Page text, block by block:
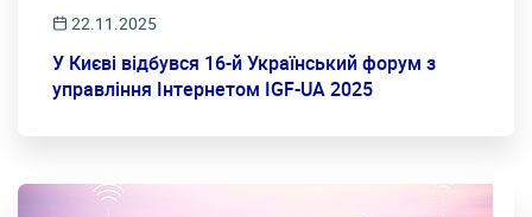
22.11.2025
У Києві відбувся 16-й Український форум з
управління Інтернетом IGF-UA 2025